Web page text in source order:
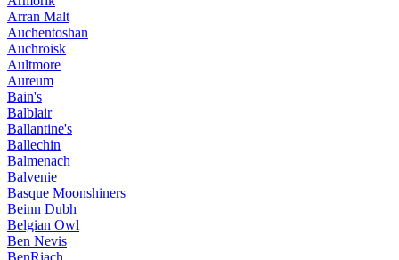
Arran Malt
Auchentoshan
Auchroisk
Aultmore
Aureum
Bain's
Balblair
Ballantine's
Ballechin
Balmenach
Balvenie
Basque Moonshiners
Beinn Dubh
Belgian Owl
Ben Nevis
BenRiach